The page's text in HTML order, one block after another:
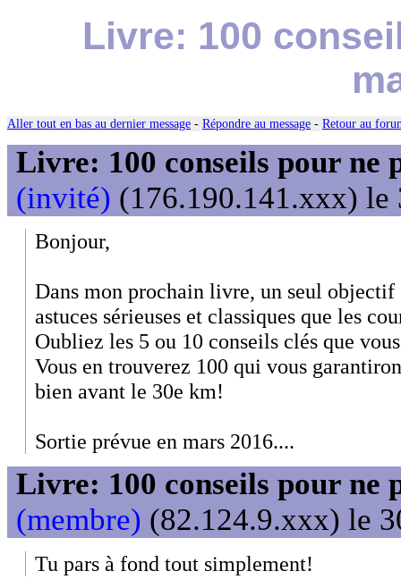
Livre: 100
Aller tout en bas au dernier message - Répondre au message - Retour au
Livre: 100 conseils pour ne
(invité) (176.190.141.xxx) le
Bonjour,
Dans mon prochain livre, un seul objectif
astuces sérieuses et classiques que les
Oubliez les 5 ou 10 conseils clés que
Vous en trouverez 100 qui vous
bien avant le 30e km!
Sortie prévue en mars 2016....
Livre: 100 conseils pour ne
(membre) (82.124.9.xxx) le
Tu pars à fond tout simplement!